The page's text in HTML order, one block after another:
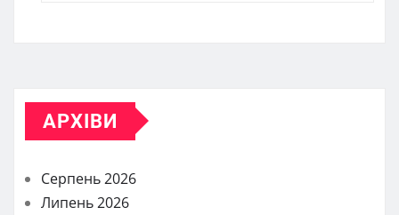
АРХІВИ
Серпень 2026
Липень 2026